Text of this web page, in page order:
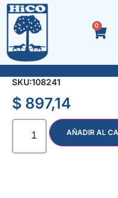
0
PUNTA TORX
SKU:108241
$ 897,14
AÑADIR AL